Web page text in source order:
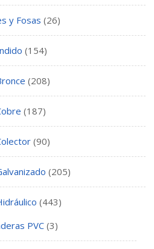
y Fosas (26)
(154)
(208)
(187)
(90)
(205)
(443)
PVC (3)